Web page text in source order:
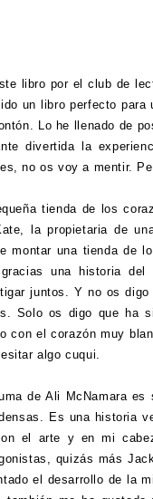
libro por el club de
un libro perfecto
Lo he llenado de
divertida la
no os voy a mentir.
tienda de los
la propietaria de
montar una tienda de
una historia
juntos. Y no os
Solo os digo que ha
con el corazón muy
algo cuqui.
de Ali McNamara
Es una historia
el arte y en mi
quizás más
el desarrollo de la